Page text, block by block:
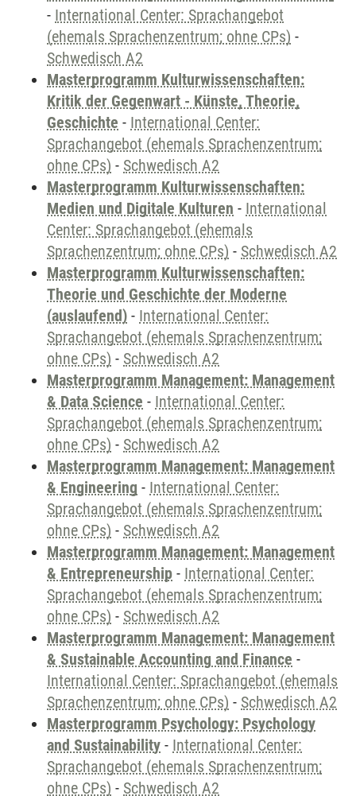
- International Center: Sprachangebot
(ehemals Sprachenzentrum; ohne CPs) -
Schwedisch A2
Masterprogramm Kulturwissenschaften:
Kritik der Gegenwart - Künste, Theorie,
Geschichte - International Center:
Sprachangebot (ehemals Sprachenzentrum;
ohne CPs) - Schwedisch A2
Masterprogramm Kulturwissenschaften:
Medien und Digitale Kulturen - International
Center: Sprachangebot (ehemals
Sprachenzentrum; ohne CPs) - Schwedisch A2
Masterprogramm Kulturwissenschaften:
Theorie und Geschichte der Moderne
(auslaufend) - International Center:
Sprachangebot (ehemals Sprachenzentrum;
ohne CPs) - Schwedisch A2
Masterprogramm Management: Management
& Data Science - International Center:
Sprachangebot (ehemals Sprachenzentrum;
ohne CPs) - Schwedisch A2
Masterprogramm Management: Management
& Engineering - International Center:
Sprachangebot (ehemals Sprachenzentrum;
ohne CPs) - Schwedisch A2
Masterprogramm Management: Management
& Entrepreneurship - International Center:
Sprachangebot (ehemals Sprachenzentrum;
ohne CPs) - Schwedisch A2
Masterprogramm Management: Management
& Sustainable Accounting and Finance -
International Center: Sprachangebot (ehemals
Sprachenzentrum; ohne CPs) - Schwedisch A2
Masterprogramm Psychology: Psychology
and Sustainability - International Center:
Sprachangebot (ehemals Sprachenzentrum;
ohne CPs) - Schwedisch A2